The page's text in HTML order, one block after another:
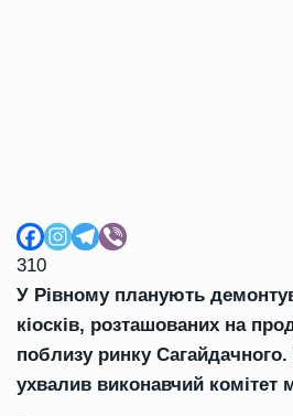
310
У Рівному планують
кіосків, розташованих на
поблизу ринку
ухвалив виконавчий комітет